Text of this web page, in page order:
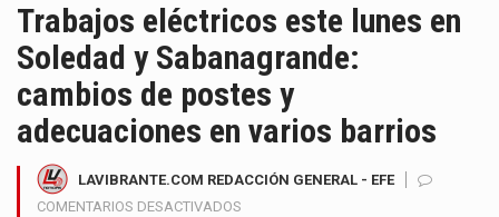
Trabajos eléctricos este lunes en
Soledad y Sabanagrande:
cambios de postes y
adecuaciones en varios barrios
LAVIBRANTE.COM REDACCIÓN GENERAL - EFE
COMENTARIOS DESACTIVADOS